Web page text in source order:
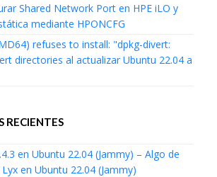
Shared Network Port en HPE iLO y
mediante HPONCFG
refuses to install: "dpkg-divert:
directories al actualizar Ubuntu 22.04 a
RECIENTES
en Ubuntu 22.04 (Jammy) – Algo de
en Ubuntu 22.04 (Jammy)